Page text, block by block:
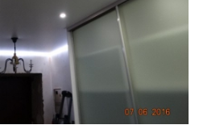
Стоимость 18 000 руб.